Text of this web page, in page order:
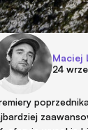
Maciej
24